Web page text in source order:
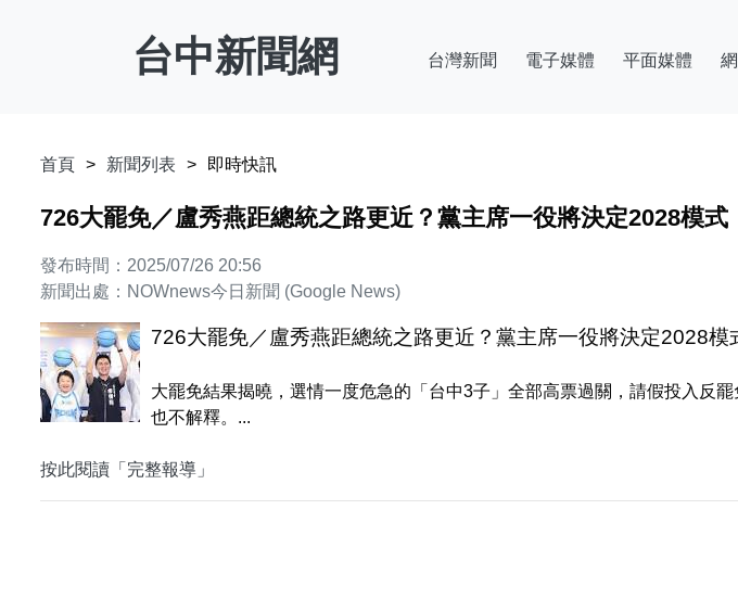
台中新聞網 台灣新聞 電子媒體 平面媒體
首頁 新聞列表 即時快訊
726大罷免／盧秀燕距總統之路更近？黨主席一役將決定2028模式
發布時間：2025/07/26 20:56
新聞出處：NOWnews今日新聞 (Google News)
726大罷免／盧秀燕距總統之路更近？黨主席一役將決定2028模
大罷免結果揭曉，選情一度危急的「台中3子」全部高票過關，請假投入反
也不解釋。...
按此閱讀「完整報導」